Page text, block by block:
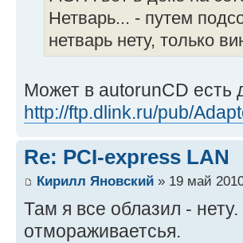
Нетварь... - путем
нетварь нету, только
Может в autorunCD есть
http://ftp.dlink.ru/pub/
Re: PCI-express LAN
Кирилл Яновский » 19 май
Там я все облазил -
отмораживаетсья.